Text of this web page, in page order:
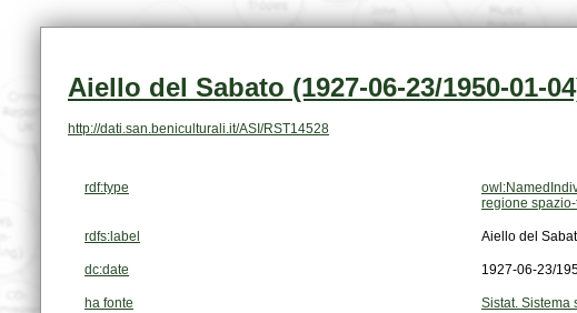
Aiello del Sabato (1927-06-23/1950-01-
http://dati.san.beniculturali.it/ASI/RST14528
rdf:type
regione
rdfs:label Aiello del
dc:date 1927-06-23/
ha fonte Sistat. Sistema